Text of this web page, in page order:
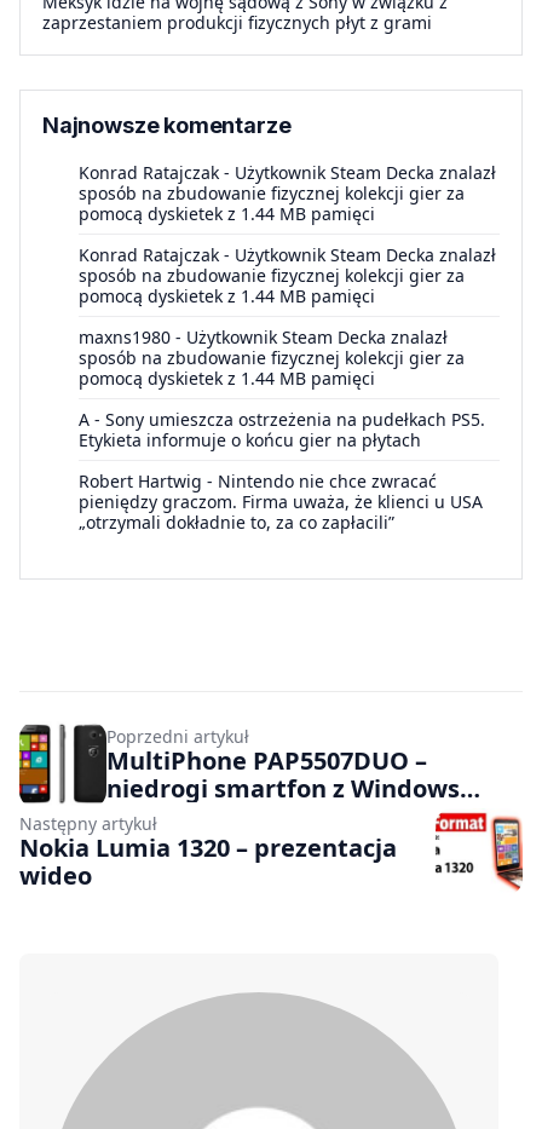
zaprzestaniem produkcji fizycznych płyt z grami
Najnowsze komentarze
Konrad Ratajczak - Użytkownik Steam Decka znalazł
sposób na zbudowanie fizycznej kolekcji gier za
pomocą dyskietek z 1.44 MB pamięci
Konrad Ratajczak - Użytkownik Steam Decka znalazł
sposób na zbudowanie fizycznej kolekcji gier za
pomocą dyskietek z 1.44 MB pamięci
maxns1980 - Użytkownik Steam Decka znalazł
sposób na zbudowanie fizycznej kolekcji gier za
pomocą dyskietek z 1.44 MB pamięci
A - Sony umieszcza ostrzeżenia na pudełkach PS5.
Etykieta informuje o końcu gier na płytach
Robert Hartwig - Nintendo nie chce zwracać
pieniędzy graczom. Firma uważa, że klienci u USA
„otrzymali dokładnie to, za co zapłacili”
Poprzedni artykuł
MultiPhone PAP5507DUO –
niedrogi smartfon z Windows
Phone 8.1
Następny artykuł
Nokia Lumia 1320 – prezentacja
wideo